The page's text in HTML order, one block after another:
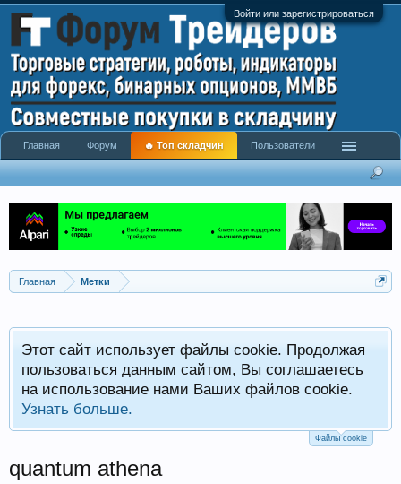
Войти или зарегистрироваться
Главная Метки
Этот сайт использует файлы cookie. Продолжая
пользоваться данным сайтом, Вы соглашаетесь
на использование нами Ваших файлов cookie.
Узнать больше.
Файлы cookie
quantum athena
Главная Форум 🔥 Топ складчин Пользователи